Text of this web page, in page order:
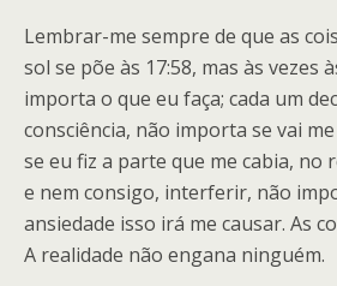
Lembrar-me sempre de que as
sol se põe às 17:58, mas às vezes
importa o que eu faça; cada um
consciência, não importa se vai
se eu fiz a parte que me cabia, no
e nem consigo, interferir, não
ansiedade isso irá me causar. As
A realidade não engana ninguém.